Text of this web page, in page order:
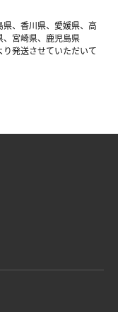
、香川県、愛媛県、高
、宮崎県、鹿児島県
発送させていただいて